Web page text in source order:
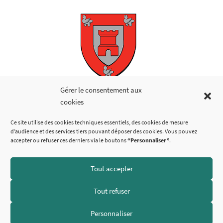
Gérer le consentement aux
cookies
Ce site utilise des cookies techniques essentiels, des cookies de mesure
d’audience et des services tiers pouvant déposer des cookies. Vous pouvez
accepter ou refuser ces derniers via le boutons“Personnaliser”.
Tout accepter
Tout refuser
Personnaliser
Copyright © 2026
SUIVEZ-NOUS